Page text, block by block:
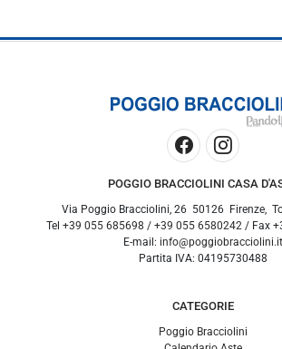
POGGIO BRACCIOLINI CASA
Via Poggio Bracciolini, 26 50126 Firenze,
Tel +39 055 685698 / +39 055 6580242 / Fax
E-mail: info@poggiobracciolini.it
Partita IVA: 04195730488
CATEGORIE
Poggio Bracciolini